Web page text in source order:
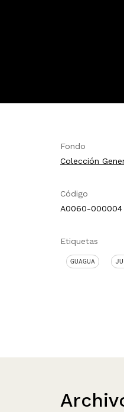
Fondo
Colección
Código
A0060-000004
Etiquetas
GUAGUA